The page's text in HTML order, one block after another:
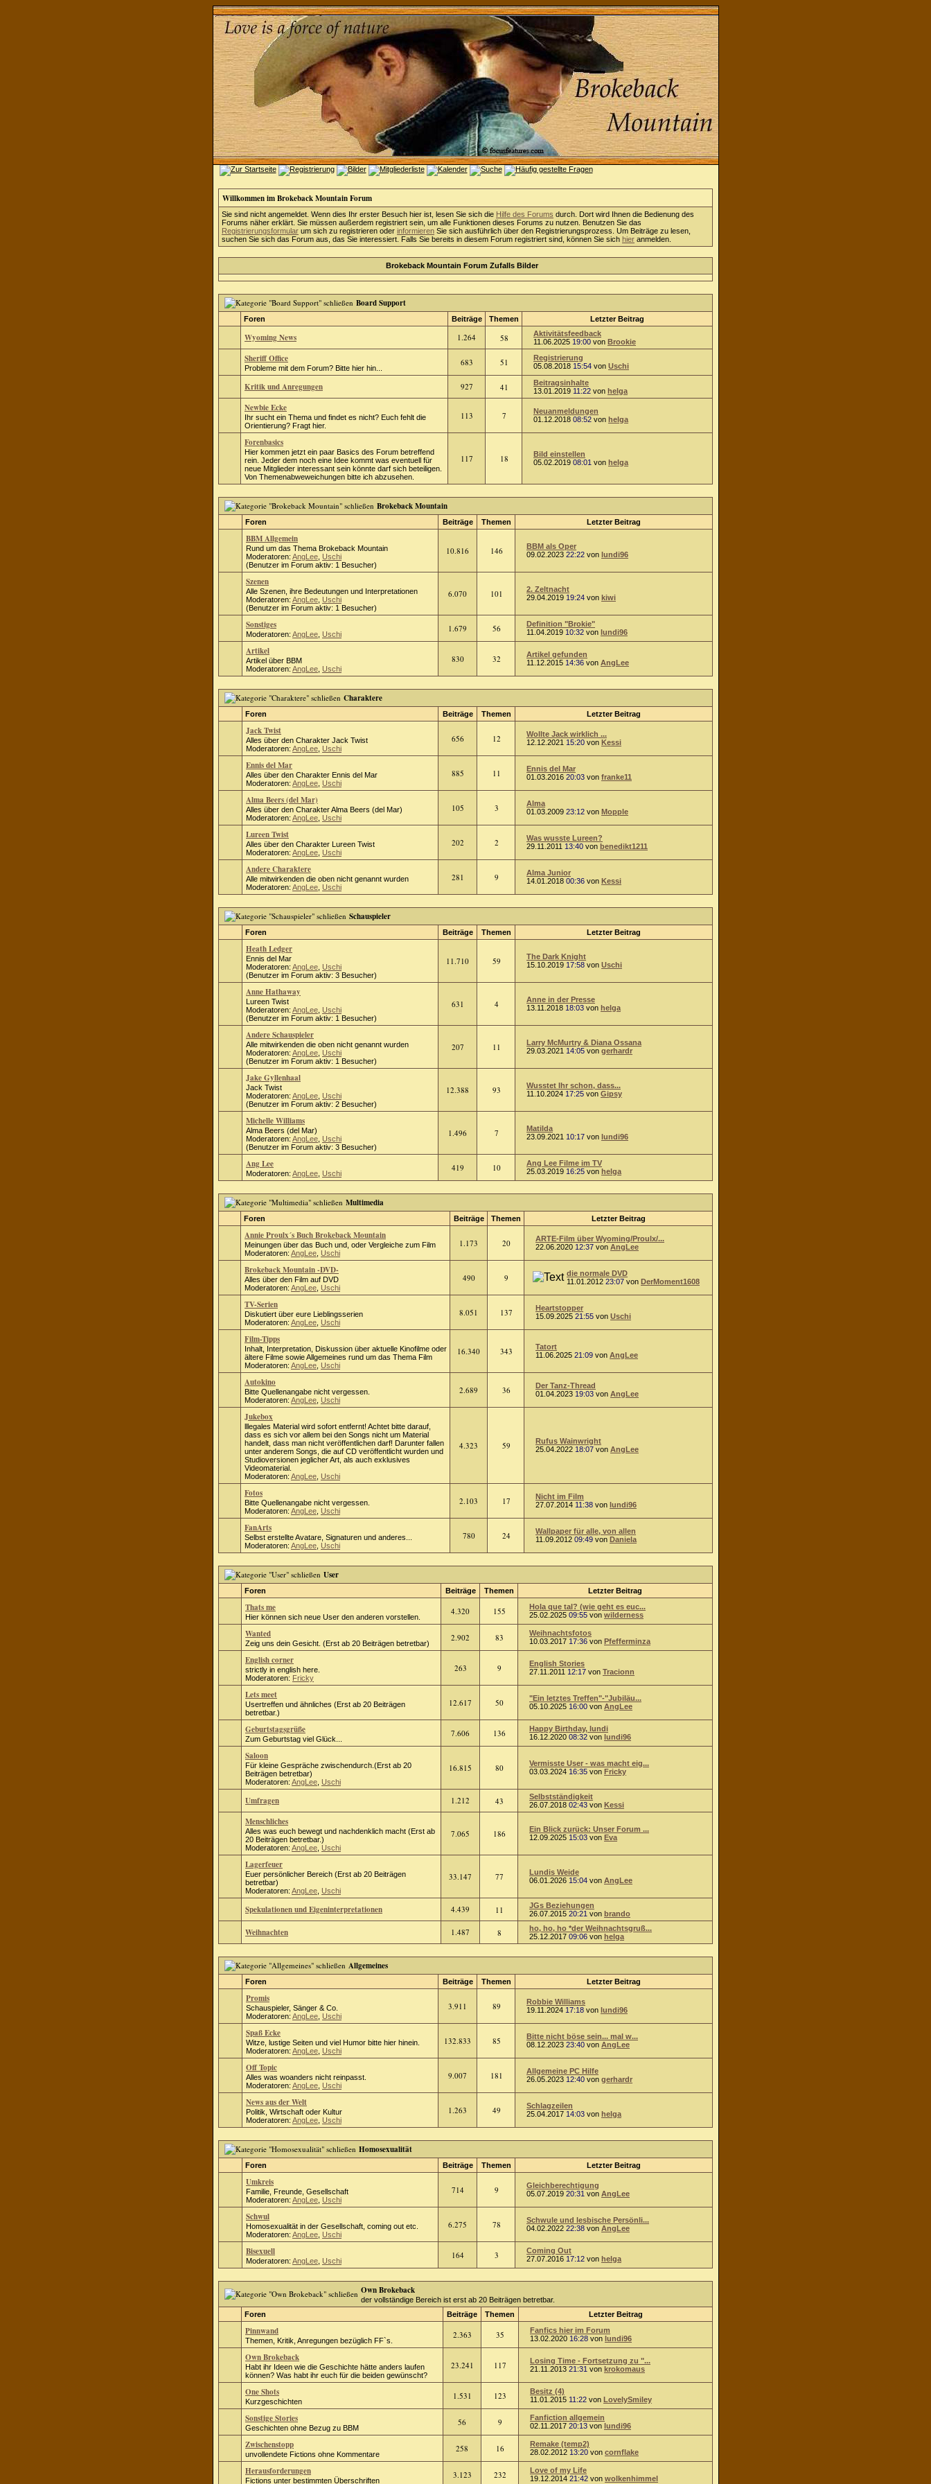
Willkommen im Brokeback Mountain Forum
Sie sind nicht angemeldet. Wenn dies Ihr erster Besuch hier ist, lesen Sie sich die Hilfe des Forums durch. Dort wird Ihnen die Bedienung des
Forums näher erklärt. Sie müssen außerdem registriert sein, um alle Funktionen dieses Forums zu nutzen. Benutzen Sie das
Registrierungsformular um sich zu registrieren oder informieren Sie sich ausführlich über den Registrierungsprozess. Um Beiträge zu lesen,
suchen Sie sich das Forum aus, das Sie interessiert. Falls Sie bereits in diesem Forum registriert sind, können Sie sich hier anmelden.
Brokeback Mountain Forum Zufalls Bilder
Board Support
Foren Beiträge Themen Letzter Beitrag
Wyoming News 1.264 58
Aktivitätsfeedback
11.06.2025 19:00 von Brookie
Sheriff Office
Probleme mit dem Forum? Bitte hier hin...
683 51
Registrierung
05.08.2018 15:54 von Uschi
Kritik und Anregungen 927 41
Beitragsinhalte
13.01.2019 11:22 von helga
Newbie Ecke
Ihr sucht ein Thema und findet es nicht? Euch fehlt die
Orientierung? Fragt hier.
113 7
Neuanmeldungen
01.12.2018 08:52 von helga
Forenbasics
Hier kommen jetzt ein paar Basics des Forum betreffend
rein. Jeder dem noch eine Idee kommt was eventuell für
neue Mitglieder interessant sein könnte darf sich beteiligen.
Von Themenabweweichungen bitte ich abzusehen.
117 18
Bild einstellen
05.02.2019 08:01 von helga
Brokeback Mountain
Foren Beiträge Themen Letzter Beitrag
BBM Allgemein
Rund um das Thema Brokeback Mountain
Moderatoren: AngLee Uschi
(Benutzer im Forum aktiv: 1 Besucher)
10.816 146
BBM als Oper
09.02.2023 22:22 von lundi96
Szenen
Alle Szenen, ihre Bedeutungen und Interpretationen
Moderatoren: AngLee Uschi
(Benutzer im Forum aktiv: 1 Besucher)
6.070 101
2. Zeltnacht
29.04.2019 19:24 von kiwi
Sonstiges
Moderatoren: AngLee Uschi
1.679 56
Definition "Brokie"
11.04.2019 10:32 von lundi96
Artikel
Artikel über BBM
Moderatoren: AngLee Uschi
830 32
Artikel gefunden
11.12.2015 14:36 von AngLee
Charaktere
Foren Beiträge Themen Letzter Beitrag
Jack Twist
Alles über den Charakter Jack Twist
Moderatoren: AngLee Uschi
656 12
Wollte Jack wirklich ...
12.12.2021 15:20 von Kessi
Ennis del Mar
Alles über den Charakter Ennis del Mar
Moderatoren: AngLee Uschi
885 11
Ennis del Mar
01.03.2016 20:03 von franke11
Alma Beers (del Mar)
Alles über den Charakter Alma Beers (del Mar)
Moderatoren: AngLee Uschi
105 3
Alma
01.03.2009 23:12 von Mopple
Lureen Twist
Alles über den Charakter Lureen Twist
Moderatoren: AngLee Uschi
202 2
Was wusste Lureen?
29.11.2011 13:40 von benedikt1211
Andere Charaktere
Alle mitwirkenden die oben nicht genannt wurden
Moderatoren: AngLee Uschi
281 9
Alma Junior
14.01.2018 00:36 von Kessi
Schauspieler
Foren Beiträge Themen Letzter Beitrag
Heath Ledger
Ennis del Mar
Moderatoren: AngLee Uschi
(Benutzer im Forum aktiv: 3 Besucher)
11.710 59
The Dark Knight
15.10.2019 17:58 von Uschi
Anne Hathaway
Lureen Twist
Moderatoren: AngLee Uschi
(Benutzer im Forum aktiv: 1 Besucher)
631 4
Anne in der Presse
13.11.2018 18:03 von helga
Andere Schauspieler
Alle mitwirkenden die oben nicht genannt wurden
Moderatoren: AngLee Uschi
(Benutzer im Forum aktiv: 1 Besucher)
207 11
Larry McMurtry & Diana Ossana
29.03.2021 14:05 von gerhardr
Jake Gyllenhaal
Jack Twist
Moderatoren: AngLee Uschi
(Benutzer im Forum aktiv: 2 Besucher)
12.388 93
Wusstet Ihr schon, dass...
11.10.2024 17:25 von Gipsy
Michelle Williams
Alma Beers (del Mar)
Moderatoren: AngLee Uschi
(Benutzer im Forum aktiv: 3 Besucher)
1.496 7
Matilda
23.09.2021 10:17 von lundi96
Ang Lee
Moderatoren: AngLee Uschi
419 10
Ang Lee Filme im TV
25.03.2019 16:25 von helga
Multimedia
Foren Beiträge Themen Letzter Beitrag
Annie Proulx´s Buch Brokeback Mountain
Meinungen über das Buch und, oder Vergleiche zum Film
Moderatoren: AngLee Uschi
1.173 20
ARTE-Film über Wyoming/Proulx/...
22.06.2020 12:37 von AngLee
Brokeback Mountain -DVD-
Alles über den Film auf DVD
Moderatoren: AngLee Uschi
490 9
die normale DVD
11.01.2012 23:07 von DerMoment1608
TV-Serien
Diskutiert über eure Lieblingsserien
Moderatoren: AngLee Uschi
8.051 137
Heartstopper
15.09.2025 21:55 von Uschi
Film-Tipps
Inhalt, Interpretation, Diskussion über aktuelle Kinofilme oder
ältere Filme sowie Allgemeines rund um das Thema Film
Moderatoren: AngLee Uschi
16.340 343
Tatort
11.06.2025 21:09 von AngLee
Autokino
Bitte Quellenangabe nicht vergessen.
Moderatoren: AngLee Uschi
2.689 36
Der Tanz-Thread
01.04.2023 19:03 von AngLee
Jukebox
lllegales Material wird sofort entfernt! Achtet bitte darauf,
dass es sich vor allem bei den Songs nicht um Material
handelt, dass man nicht veröffentlichen darf! Darunter fallen
unter anderem Songs, die auf CD veröffentlicht wurden und
Studioversionen jeglicher Art, als auch exklusives
Videomaterial.
Moderatoren: AngLee Uschi
4.323 59
Rufus Wainwright
25.04.2022 18:07 von AngLee
Fotos
Bitte Quellenangabe nicht vergessen.
Moderatoren: AngLee Uschi
2.103 17
Nicht im Film
27.07.2014 11:38 von lundi96
FanArts
Selbst erstellte Avatare, Signaturen und anderes...
Moderatoren: AngLee Uschi
780 24
Wallpaper für alle, von allen
11.09.2012 09:49 von Daniela
User
Foren Beiträge Themen Letzter Beitrag
Thats me
Hier können sich neue User den anderen vorstellen.
4.320 155
Hola que tal? (wie geht es euc...
25.02.2025 09:55 von wilderness
Wanted
Zeig uns dein Gesicht. (Erst ab 20 Beiträgen betretbar)
2.902 83
Weihnachtsfotos
10.03.2017 17:36 von Pfefferminza
English corner
strictly in english here.
Moderatoren: Fricky
263 9
English Stories
27.11.2011 12:17 von Tracionn
Lets meet
Usertreffen und ähnliches (Erst ab 20 Beiträgen
betretbar.)
12.617 50
"Ein letztes Treffen"-"Jubiläu...
05.10.2025 16:00 von AngLee
Geburtstagsgrüße
Zum Geburtstag viel Glück...
7.606 136
Happy Birthday, lundi
16.12.2020 08:32 von lundi96
Saloon
Für kleine Gespräche zwischendurch.(Erst ab 20
Beiträgen betretbar)
Moderatoren: AngLee Uschi
16.815 80
Vermisste User - was macht eig...
03.03.2024 16:35 von Fricky
Umfragen 1.212 43
Selbstständigkeit
26.07.2018 02:43 von Kessi
Menschliches
Alles was euch bewegt und nachdenklich macht (Erst ab
20 Beiträgen betretbar.)
Moderatoren: AngLee Uschi
7.065 186
Ein Blick zurück: Unser Forum ...
12.09.2025 15:03 von Eva
Lagerfeuer
Euer persönlicher Bereich (Erst ab 20 Beiträgen
betretbar)
Moderatoren: AngLee Uschi
33.147 77
Lundis Weide
06.01.2026 15:04 von AngLee
Spekulationen und Eigeninterpretationen 4.439 11
JGs Beziehungen
26.07.2015 20:21 von brando
Weihnachten 1.487 8
ho, ho, ho *der Weihnachtsgruß...
25.12.2017 09:06 von helga
Allgemeines
Foren Beiträge Themen Letzter Beitrag
Promis
Schauspieler, Sänger & Co.
Moderatoren: AngLee Uschi
3.911 89
Robbie Williams
19.11.2024 17:18 von lundi96
Spaß Ecke
Witze, lustige Seiten und viel Humor bitte hier hinein.
Moderatoren: AngLee Uschi
132.833 85
Bitte nicht böse sein... mal w...
08.12.2023 23:40 von AngLee
Off Topic
Alles was woanders nicht reinpasst.
Moderatoren: AngLee Uschi
9.007 181
Allgemeine PC Hilfe
26.05.2023 12:40 von gerhardr
News aus der Welt
Politik, Wirtschaft oder Kultur
Moderatoren: AngLee Uschi
1.263 49
Schlagzeilen
25.04.2017 14:03 von helga
Homosexualität
Foren Beiträge Themen Letzter Beitrag
Umkreis
Familie, Freunde, Gesellschaft
Moderatoren: AngLee Uschi
714 9
Gleichberechtigung
05.07.2019 20:31 von AngLee
Schwul
Homosexualität in der Gesellschaft, coming out etc.
Moderatoren: AngLee Uschi
6.275 78
Schwule und lesbische Persönli...
04.02.2022 22:38 von AngLee
Bisexuell
Moderatoren: AngLee Uschi
164 3
Coming Out
27.07.2016 17:12 von helga
Own Brokeback
der vollständige Bereich ist erst ab 20 Beiträgen betretbar.
Foren
Beiträge Themen Letzter Beitrag
Pinnwand
Themen, Kritik, Anregungen bezüglich FF`s.
2.363 35
Fanfics hier im Forum
13.02.2020 16:28 von lundi96
Own Brokeback
Habt ihr Ideen wie die Geschichte hätte anders laufen
können? Was habt ihr euch für die beiden gewünscht?
23.241 117
Losing Time - Fortsetzung zu "...
21.11.2013 21:31 von krokomaus
One Shots
Kurzgeschichten
1.531 123
Besitz (4)
11.01.2015 11:22 von LovelySmiley
Sonstige Stories
Geschichten ohne Bezug zu BBM
56 9
Fanfiction allgemein
02.11.2017 20:13 von lundi96
Zwischenstopp
unvollendete Fictions ohne Kommentare
258 16
Remake (temp2)
28.02.2012 13:20 von cornflake
Herausforderungen
Fictions unter bestimmten Überschriften
3.123 232
Love of my Life
19.12.2014 21:42 von wolkenhimmel